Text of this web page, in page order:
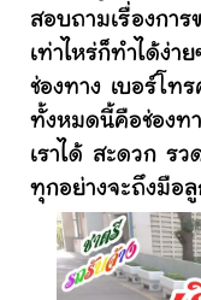
สอบถามเรื่องกา
เท่าไหร่ก็ทำได้ง่า
ช่องทาง เบอร์โ
ทั้งหมดนี้คือช่องท
เราได้ สะดวก ร
ทุกอย่างจะถึงมือ